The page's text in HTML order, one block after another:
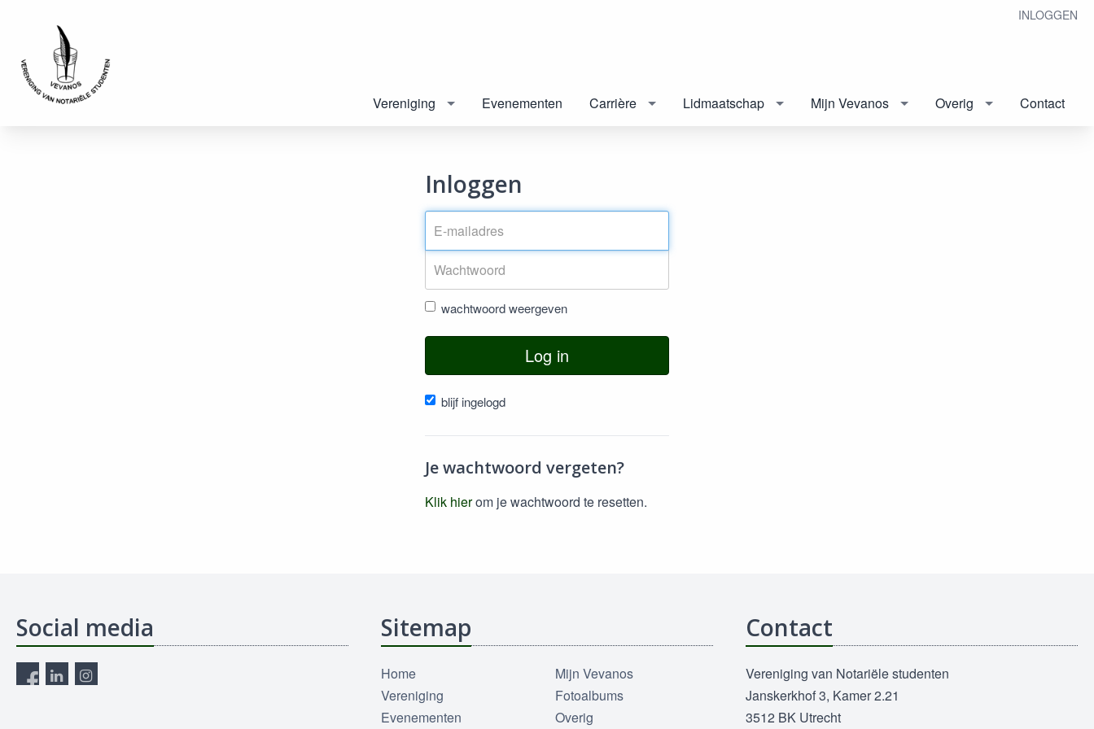
INLOGGEN
Vereniging Evenementen Carrière Lidmaatschap Mijn Vevanos Overig Contact
Inloggen
wachtwoord weergeven
Log in
blijf ingelogd
Je wachtwoord vergeten?
Klik hierom je wachtwoord te resetten.
Social media Sitemap
Home
Vereniging
Evenementen
Mijn Vevanos
Fotoalbums
Overig
Contact
Vereniging van Notariële studenten
Janskerkhof 3, Kamer 2.21
3512 BK Utrecht